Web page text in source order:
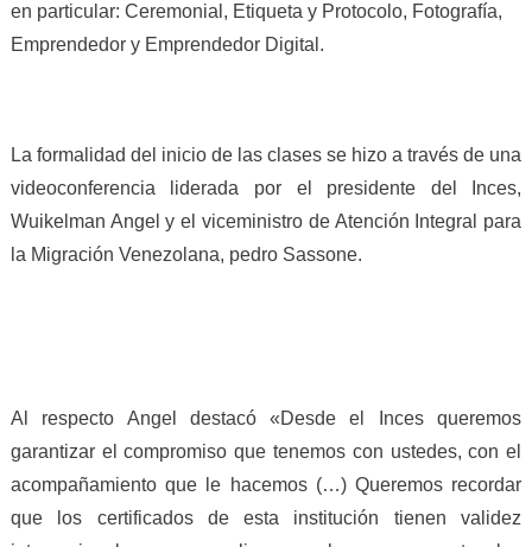
en particular: Ceremonial, Etiqueta y Protocolo, Fotografía,
Emprendedor y Emprendedor Digital.
La formalidad del inicio de las clases se hizo a través de una
videoconferencia liderada por el presidente del Inces,
Wuikelman Angel y el viceministro de Atención Integral para
la Migración Venezolana, pedro Sassone.
Al respecto Angel destacó «Desde el Inces queremos
garantizar el compromiso que tenemos con ustedes, con el
acompañamiento que le hacemos (…) Queremos recordar
que los certificados de esta institución tienen validez